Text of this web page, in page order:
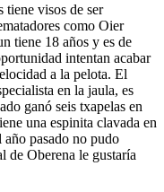
tiene visos de ser
como Oier
tiene 18 años y es de
intentan acabar
a la pelota. El
en la jaula, es
ganó seis txapelas en
una espinita clavada en
pasado no pudo
de Oberena le gustaría